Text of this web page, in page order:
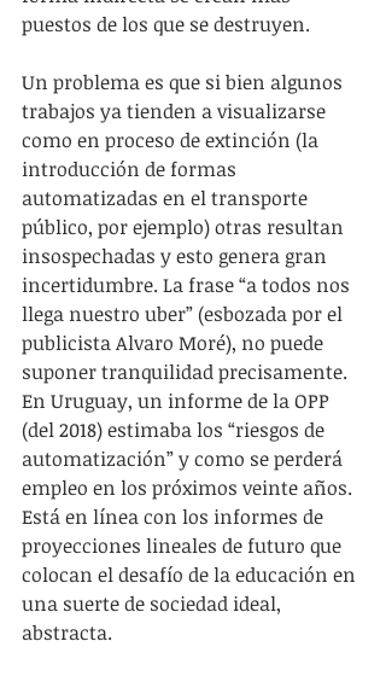
puestos de los que se destruyen.
Un problema es que si bien algunos
trabajos ya tienden a visualizarse
como en proceso de extinción (la
introducción de formas
automatizadas en el transporte
público, por ejemplo) otras resultan
insospechadas y esto genera gran
incertidumbre. La frase “a todos nos
llega nuestro uber” (esbozada por el
publicista Alvaro Moré), no puede
suponer tranquilidad precisamente.
En Uruguay, un informe de la OPP
(del 2018) estimaba los “riesgos de
automatización” y como se perderá
empleo en los próximos veinte años.
Está en línea con los informes de
proyecciones lineales de futuro que
colocan el desafío de la educación en
una suerte de sociedad ideal,
abstracta.